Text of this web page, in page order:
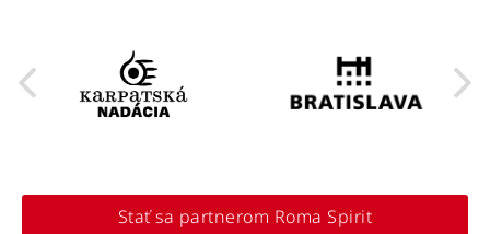
Stať sa partnerom Roma Spirit